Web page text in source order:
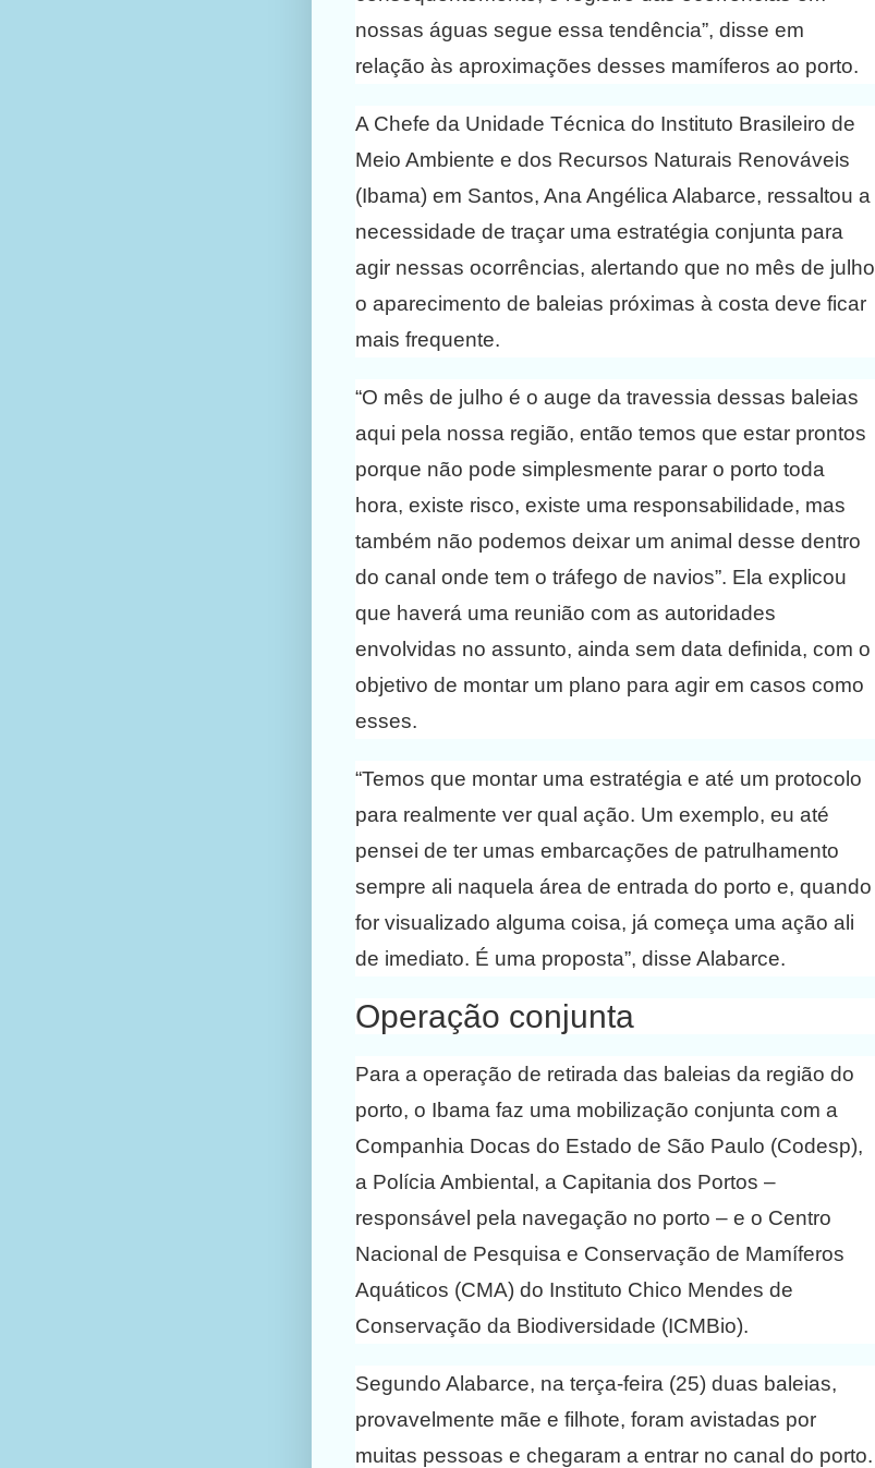
nossas águas segue essa tendência”, disse em
relação às aproximações desses mamíferos ao porto.
A Chefe da Unidade Técnica do Instituto Brasileiro de
Meio Ambiente e dos Recursos Naturais Renováveis
(Ibama) em Santos, Ana Angélica Alabarce, ressaltou a
necessidade de traçar uma estratégia conjunta para
agir nessas ocorrências, alertando que no mês de julho
o aparecimento de baleias próximas à costa deve ficar
mais frequente.
“O mês de julho é o auge da travessia dessas baleias
aqui pela nossa região, então temos que estar prontos
porque não pode simplesmente parar o porto toda
hora, existe risco, existe uma responsabilidade, mas
também não podemos deixar um animal desse dentro
do canal onde tem o tráfego de navios”. Ela explicou
que haverá uma reunião com as autoridades
envolvidas no assunto, ainda sem data definida, com o
objetivo de montar um plano para agir em casos como
esses.
“Temos que montar uma estratégia e até um protocolo
para realmente ver qual ação. Um exemplo, eu até
pensei de ter umas embarcações de patrulhamento
sempre ali naquela área de entrada do porto e, quando
for visualizado alguma coisa, já começa uma ação ali
de imediato. É uma proposta”, disse Alabarce.
Operação conjunta
Para a operação de retirada das baleias da região do
porto, o Ibama faz uma mobilização conjunta com a
Companhia Docas do Estado de São Paulo (Codesp),
a Polícia Ambiental, a Capitania dos Portos –
responsável pela navegação no porto – e o Centro
Nacional de Pesquisa e Conservação de Mamíferos
Aquáticos (CMA) do Instituto Chico Mendes de
Conservação da Biodiversidade (ICMBio).
Segundo Alabarce, na terça-feira (25) duas baleias,
provavelmente mãe e filhote, foram avistadas por
muitas pessoas e chegaram a entrar no canal do porto.